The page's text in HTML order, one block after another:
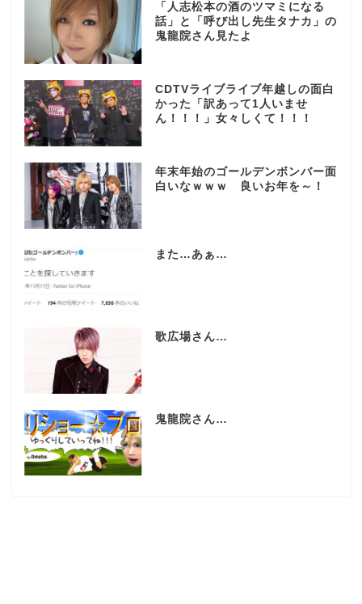
「人志松本の酒のツマミになる
話」と「呼び出し先生タナカ」の
鬼龍院さん見たよ
CDTVライブライブ年越しの面白
かった「訳あって1人いませ
ん！！！」女々しくて！！！
年末年始のゴールデンボンバー面
白いなｗｗｗ 良いお年を～！
また…あぁ…
歌広場さん…
鬼龍院さん…